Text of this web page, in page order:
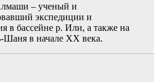
– ученый и
экспедиции и
в бассейне р. Или, а также на
Шаня в начале ХХ века.